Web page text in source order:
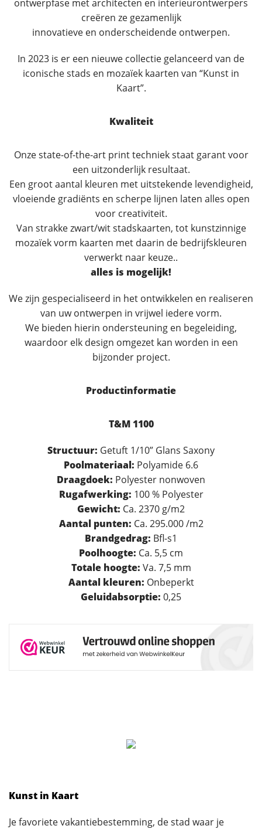
ontwerpfase met architecten en interieurontwerpers
creëren ze gezamenlijk
innovatieve en onderscheidende ontwerpen.
In 2023 is er een nieuwe collectie gelanceerd van de
iconische stads en mozaïek kaarten van “Kunst in
Kaart”.
Kwaliteit
Onze state-of-the-art print techniek staat garant voor
een uitzonderlijk resultaat.
Een groot aantal kleuren met uitstekende levendigheid,
vloeiende gradiënts en scherpe lijnen laten alles open
voor creativiteit.
Van strakke zwart/wit stadskaarten, tot kunstzinnige
mozaïek vorm kaarten met daarin de bedrijfskleuren
verwerkt naar keuze..
alles is mogelijk!
We zijn gespecialiseerd in het ontwikkelen en realiseren
van uw ontwerpen in vrijwel iedere vorm.
We bieden hierin ondersteuning en begeleiding,
waardoor elk design omgezet kan worden in een
bijzonder project.
Productinformatie
T&M 1100
Structuur: Getuft 1/10” Glans Saxony
Poolmateriaal: Polyamide 6.6
Draagdoek: Polyester nonwoven
Rugafwerking: 100 % Polyester
Gewicht: Ca. 2370 g/m2
Aantal punten: Ca. 295.000 /m2
Brandgedrag: Bfl-s1
Poolhoogte: Ca. 5,5 cm
Totale hoogte: Va. 7,5 mm
Aantal kleuren: Onbeperkt
Geluidabsorptie: 0,25
Kunst in Kaart
Je favoriete vakantiebestemming, de stad waar je